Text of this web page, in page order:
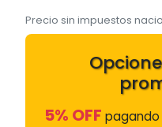
Precio sin impuestos
5% OFF